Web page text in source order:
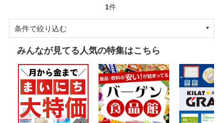
1件
条件で絞り込む
みんなが見てる人気の特集はこちら